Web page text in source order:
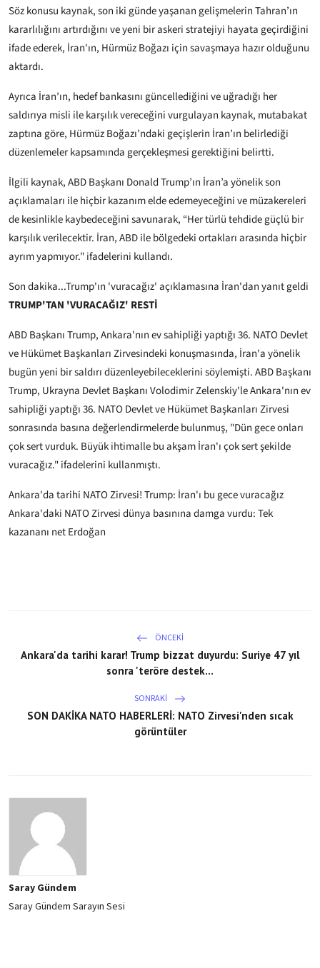
Söz konusu kaynak, son iki günde yaşanan gelişmelerin Tahran’ın
kararlılığını artırdığını ve yeni bir askeri stratejiyi hayata geçirdiğini
ifade ederek, İran'ın, Hürmüz Boğazı için savaşmaya hazır olduğunu
aktardı.
Ayrıca İran’ın, hedef bankasını güncellediğini ve uğradığı her
saldırıya misli ile karşılık vereceğini vurgulayan kaynak, mutabakat
zaptına göre, Hürmüz Boğazı’ndaki geçişlerin İran’ın belirlediği
düzenlemeler kapsamında gerçekleşmesi gerektiğini belirtti.
İlgili kaynak, ABD Başkanı Donald Trump’ın İran’a yönelik son
açıklamaları ile hiçbir kazanım elde edemeyeceğini ve müzakereleri
de kesinlikle kaybedeceğini savunarak, “Her türlü tehdide güçlü bir
karşılık verilecektir. İran, ABD ile bölgedeki ortakları arasında hiçbir
ayrım yapmıyor." ifadelerini kullandı.
Son dakika...Trump'ın 'vuracağız' açıklamasına İran'dan yanıt geldi
TRUMP'TAN 'VURACAĞIZ' RESTİ
ABD Başkanı Trump, Ankara'nın ev sahipliği yaptığı 36.⁠ ⁠NATO Devlet
ve Hükümet Başkanları Zirvesindeki konuşmasında, İran'a yönelik
bugün yeni bir saldırı düzenleyebileceklerini söylemişti. ABD Başkanı
Trump, Ukrayna Devlet Başkanı Volodimir Zelenskiy'le Ankara'nın ev
sahipliği yaptığı 36.⁠ ⁠NATO Devlet ve Hükümet Başkanları Zirvesi
sonrasında basına değerlendirmelerde bulunmuş, "Dün gece onları
çok sert vurduk. Büyük ihtimalle bu akşam İran'ı çok sert şekilde
vuracağız." ifadelerini kullanmıştı.
Ankara'da tarihi NATO Zirvesi! Trump: İran'ı bu gece vuracağız
Ankara'daki NATO Zirvesi dünya basınına damga vurdu: Tek
kazananı net Erdoğan
ÖNCEKI
Ankara'da tarihi karar! Trump bizzat duyurdu: Suriye 47 yıl
sonra 'teröre destek...
SONRAKI
SON DAKİKA NATO HABERLERİ: NATO Zirvesi'nden sıcak
görüntüler
Saray Gündem
Saray Gündem Sarayın Sesi